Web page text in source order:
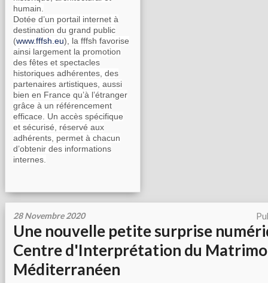
humain.
Dotée d’un portail internet à
destination du grand public
(www.fffsh.eu), la fffsh favorise
ainsi largement la promotion
des fêtes et spectacles
historiques adhérentes, des
partenaires artistiques, aussi
bien en France qu’à l’étranger
grâce à un référencement
efficace. Un accès spécifique
et sécurisé, réservé aux
adhérents, permet à chacun
d’obtenir des informations
internes.
28 Novembre 2020
Une nouvelle petite surprise
Centre d'Interprétation du
Méditerranéen